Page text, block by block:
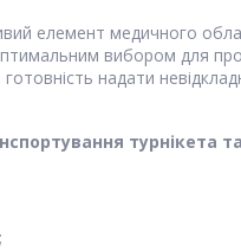
елемент медичного
вибором для
готовність надати
турнікета